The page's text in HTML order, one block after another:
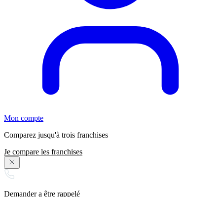
Mon compte
Comparez jusqu'à trois franchises
Je compare les franchises
Demander a être rappelé